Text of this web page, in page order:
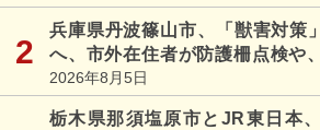
兵庫県丹波篠山市、「獣害対策
へ、市外在住者が防護柵点検や
2026年8月5日
栃木県那須塩原市とJR東日本